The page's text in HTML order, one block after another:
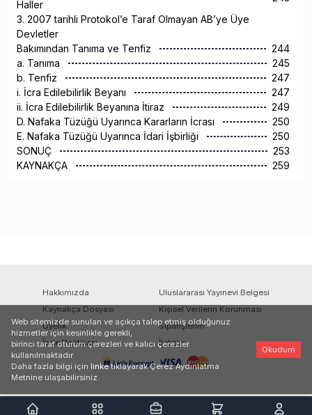
Haller
3. 2007 tarihli Protokol’e Taraf Olmayan AB’ye Üye
Devletler
Bakımından Tanıma ve Tenfiz
244
a. Tanıma
245
b. Tenfiz
247
i. İcra Edilebilirlik Beyanı
247
ii. İcra Edilebilirlik Beyanına İtiraz
249
D. Nafaka Tüzüğü Uyarınca Kararların İcrası
250
E. Nafaka Tüzüğü Uyarınca İdari İşbirliği
250
SONUÇ
253
KAYNAKÇA
259
Hakkımızda
Uluslararası Yayınevi Belgesi
Kaynakça Dosyası
Kişisel Verilerin Korunması
Üyelik
Siparişlerim
İade Politikası
İletişim
Web sitemizde sunulan ve açıkça talep etmiş olduğunuz
hizmetler için kesinlikle gerekli,
birinci taraf oturum çerezleri ve kalıcı çerezler
kullanılmaktadır.
Daha fazla bilgi için linke tıklayarak Çerez Aydınlatma
Metnine ulaşabilirsiniz.
Okudum